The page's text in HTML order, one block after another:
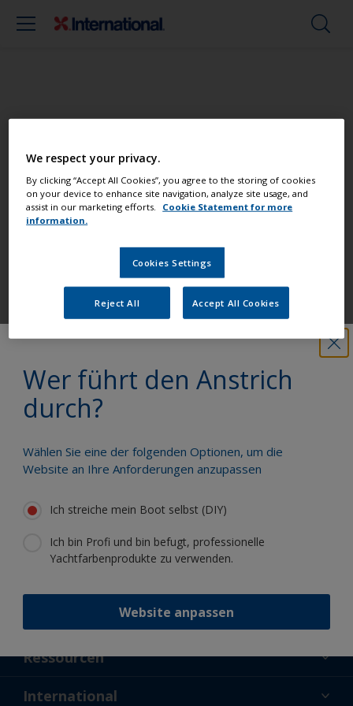
Wer führt den Anstrich
durch?
Wählen Sie eine der folgenden Optionen, um die
Website an Ihre Anforderungen anzupassen
Ich streiche mein Boot selbst (DIY)
Ich bin Profi und bin befugt, professionelle
Yachtfarbenprodukte zu verwenden.
Website anpassen
Finden Sie die besten Produkte, um Ihr
Boot in einem großartigem Zustand zu
erhalten
Erhalten Sie allen notwendigen
Support, um Anstricharbeiten mit
Zuversicht auszuführen
Profitieren Sie von unserer ständigen
Innovation und unserem
wissenschaftlichen Know-how
Unterstützung
Ressourcen
Aktuelles
International
We respect your privacy.
By clicking “Accept All Cookies”, you agree to the storing of cookies
on your device to enhance site navigation, analyze site usage, and
assist in our marketing efforts. Cookie Statement for more
information.
Cookies Settings
Reject All Accept All Cookies